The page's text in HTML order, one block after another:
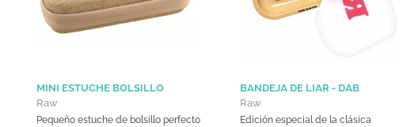
MINI ESTUCHE BOLSILLO
Raw
Pequeño estuche de bolsillo perfecto
BANDEJA DE LIAR - DAB
Raw
Edición especial de la clásica